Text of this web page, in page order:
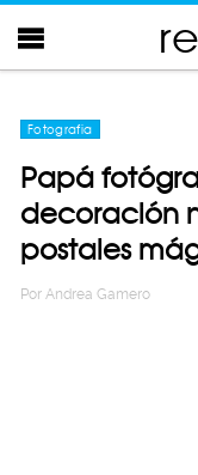
Fotografia
Papá
decoración
postales
Por Andrea Gamero